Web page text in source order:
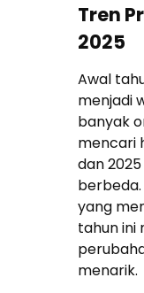
Tren
2025
Awal
menjadi
banyak
mencari
dan
yang
tahun ini
menarik.